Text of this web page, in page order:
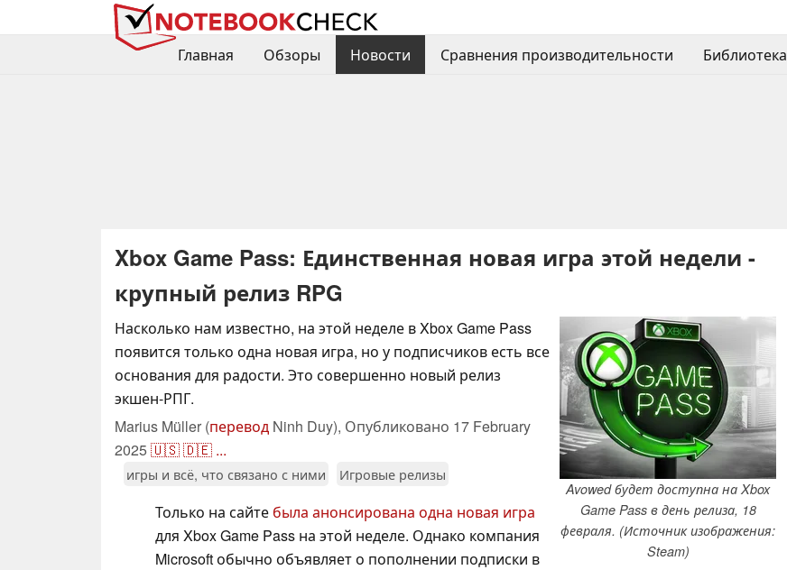
Главная
Обзоры Новости Сравнения производительности Библиотека
Xbox Game Pass: Единственная новая игра этой недели -
крупный релиз RPG
Avowed будет доступна на Xbox
Game Pass в день релиза, 18
февраля. (Источник изображения:
Steam)
Насколько нам известно, на этой неделе в Xbox Game Pass
появится только одна новая игра, но у подписчиков есть все
основания для радости. Это совершенно новый релиз
экшен-РПГ.
Marius Müller (перевод Ninh Duy), Опубликовано 17 February
2025🇺🇸🇩🇪 ...
игры и всё, что связано с ними Игровые релизы
Только на сайте была анонсирована одна новая игра
для Xbox Game Pass на этой неделе. Однако компания
Microsoft обычно объявляет о пополнении подписки в